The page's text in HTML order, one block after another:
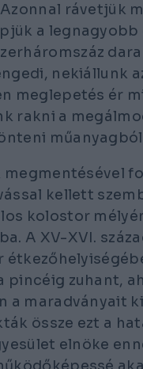
rávetjük
a legnagyobb
nekiállunk
meglepetés ér
rakni a
kellett
kolostor
A XV-XVI.
pincéig zuhant,
a maradványait
össze ezt a
elnöke